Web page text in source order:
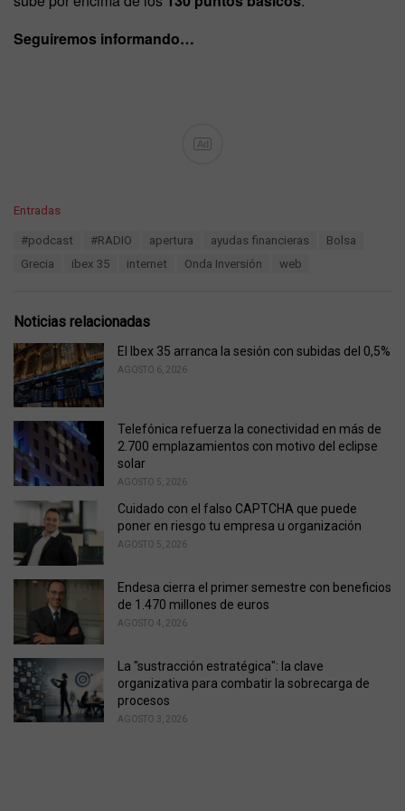
Seguiremos informando…
Ad
C
i
e
s
Entradas
#podcast #RADIO apertura ayudas financieras
Bolsa
Grecia
ibex 35 internet Onda Inversión web
Noticias relacionadas
El Ibex 35 arranca la sesión con subidas del 0,5%
AGOSTO 6, 2026
Telefónica refuerza la conectividad en más de
2.700 emplazamientos con motivo del eclipse
solar
AGOSTO 5, 2026
Cuidado con el falso CAPTCHA que puede
poner en riesgo tu empresa u organización
AGOSTO 5, 2026
Endesa cierra el primer semestre con beneficios
de 1.470 millones de euros
AGOSTO 4, 2026
La "sustracción estratégica": la clave
organizativa para combatir la sobrecarga de
procesos
AGOSTO 3, 2026